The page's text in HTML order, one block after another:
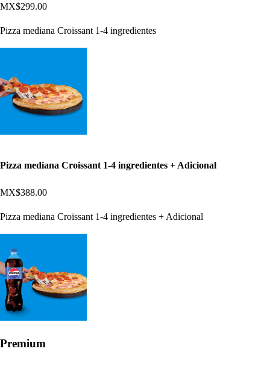
MX$299.00
Pizza mediana Croissant 1-4 ingredientes
Pizza mediana Croissant 1-4 ingredientes + Adicional
MX$388.00
Pizza mediana Croissant 1-4 ingredientes + Adicional
Premium